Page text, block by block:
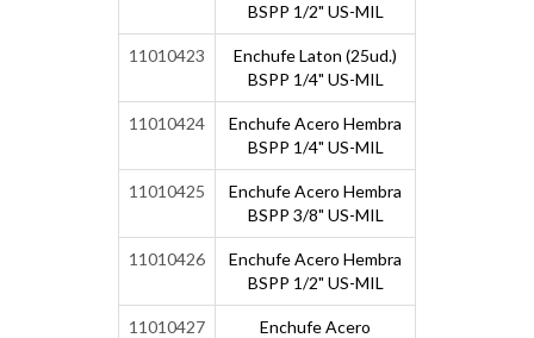
BSPP 1/2" US-MIL
11010423
Enchufe Laton (25ud.)
BSPP 1/4" US-MIL
11010424
Enchufe Acero Hembra
BSPP 1/4" US-MIL
11010425
Enchufe Acero Hembra
BSPP 3/8" US-MIL
11010426
Enchufe Acero Hembra
BSPP 1/2" US-MIL
11010427
Enchufe Acero